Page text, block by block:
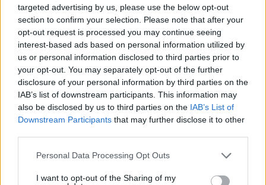
targeted advertising by us, please use the below opt-out
section to confirm your selection. Please note that after your
opt-out request is processed you may continue seeing
interest-based ads based on personal information utilized by
us or personal information disclosed to third parties prior to
your opt-out. You may separately opt-out of the further
disclosure of your personal information by third parties on the
IAB’s list of downstream participants. This information may
also be disclosed by us to third parties on the IAB’s List of
Downstream Participants that may further disclose it to other
Please note that this website/app uses one or more Google
not limited to your visit or usage behaviour. You may click to
Personal Data Processing Opt Outs
I want to opt-out of the Sharing of my